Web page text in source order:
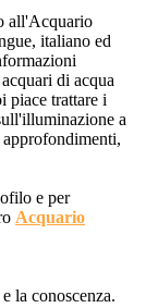
all'Acquario
italiano ed
di acqua
piace trattare i
a
e per
Acquario
la conoscenza.